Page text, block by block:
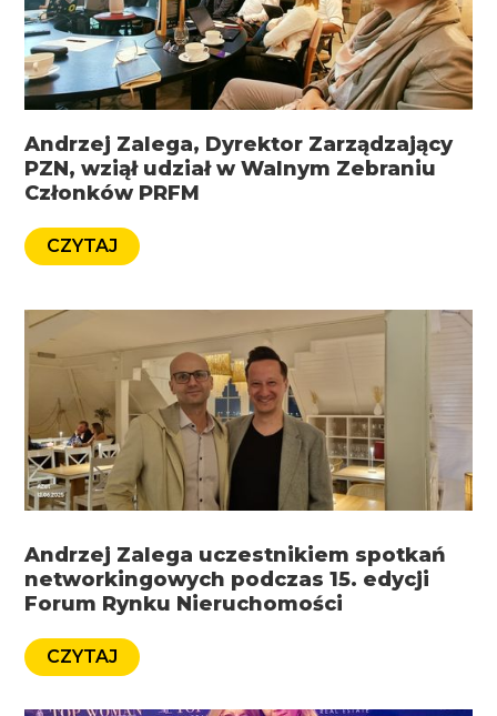
Andrzej Zalega, Dyrektor Zarządzający
PZN, wziął udział w Walnym Zebraniu
Członków PRFM
CZYTAJ
Andrzej Zalega uczestnikiem spotkań
networkingowych podczas 15. edycji
Forum Rynku Nieruchomości
CZYTAJ